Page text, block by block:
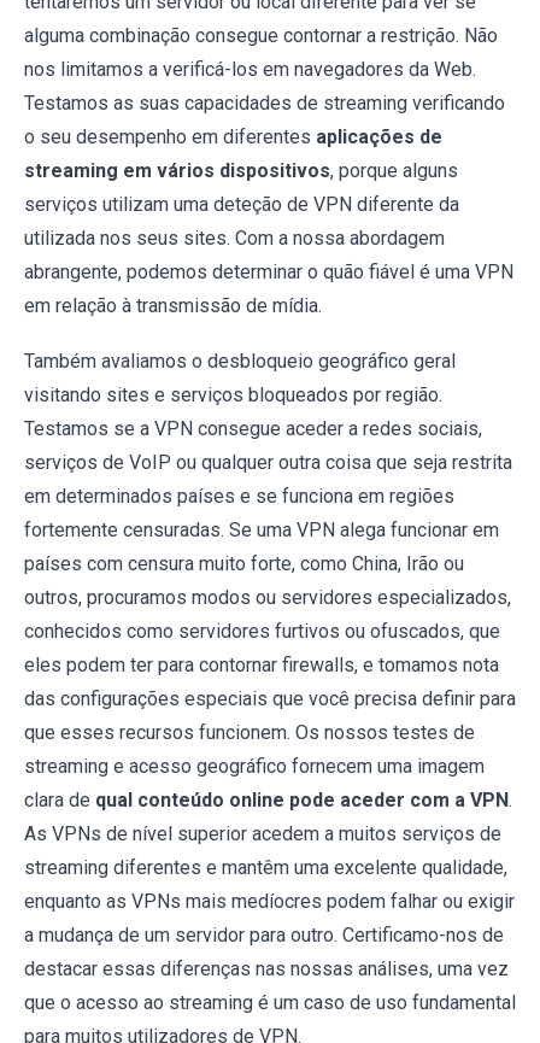
alguma combinação consegue contornar a restrição. Não
nos limitamos a verificá-los em navegadores da Web.
Testamos as suas capacidades de streaming verificando
o seu desempenho em diferentes aplicações de
streaming em vários dispositivos, porque alguns
serviços utilizam uma deteção de VPN diferente da
utilizada nos seus sites. Com a nossa abordagem
abrangente, podemos determinar o quão fiável é uma VPN
em relação à transmissão de mídia.
Também avaliamos o desbloqueio geográfico geral
visitando sites e serviços bloqueados por região.
Testamos se a VPN consegue aceder a redes sociais,
serviços de VoIP ou qualquer outra coisa que seja restrita
em determinados países e se funciona em regiões
fortemente censuradas. Se uma VPN alega funcionar em
países com censura muito forte, como China, Irão ou
outros, procuramos modos ou servidores especializados,
conhecidos como servidores furtivos ou ofuscados, que
eles podem ter para contornar firewalls, e tomamos nota
das configurações especiais que você precisa definir para
que esses recursos funcionem. Os nossos testes de
streaming e acesso geográfico fornecem uma imagem
clara de qual conteúdo online pode aceder com a VPN.
As VPNs de nível superior acedem a muitos serviços de
streaming diferentes e mantêm uma excelente qualidade,
enquanto as VPNs mais medíocres podem falhar ou exigir
a mudança de um servidor para outro. Certificamo-nos de
destacar essas diferenças nas nossas análises, uma vez
que o acesso ao streaming é um caso de uso fundamental
para muitos utilizadores de VPN.